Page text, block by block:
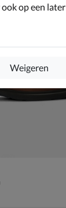
118,99
ook op een later
Weigeren